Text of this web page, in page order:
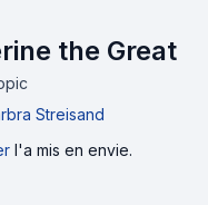
the Great
Streisand
l'a mis en envie.